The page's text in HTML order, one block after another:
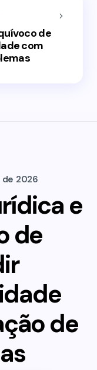
de
com
de 2026
e
de
de